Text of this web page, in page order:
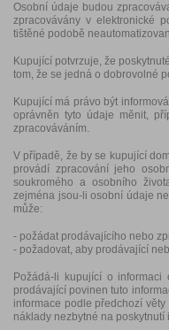
Osobní údaje budou
zpracovávány v elektronické
tištěné podobě
Kupující potvrzuje, že
tom, že se jedná o dobrovolné
Kupující má právo být
oprávněn tyto údaje měnit,
zpracováváním.
V případě, že by se kupující
provádí zpracování jeho
soukromého a osobního
zejména jsou-li osobní údaje
může:
- požádat prodávajícího nebo
- požadovat, aby prodávající
Požádá-li kupující o
prodávající povinen tuto
informace podle předchozí
náklady nezbytné na poskytnutí